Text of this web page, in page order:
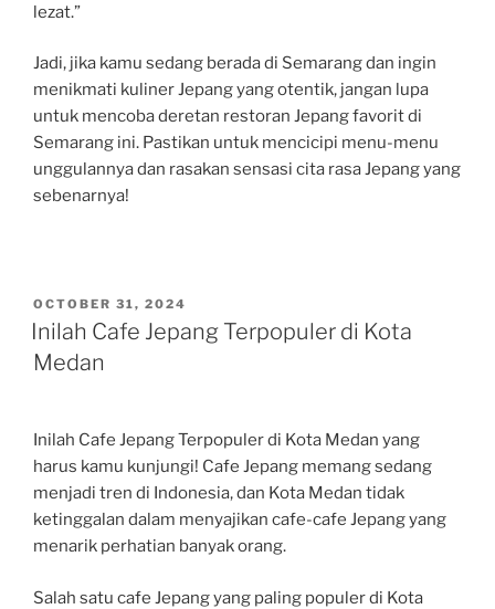
lezat.”
Jadi, jika kamu sedang berada di Semarang dan ingin
menikmati kuliner Jepang yang otentik, jangan lupa
untuk mencoba deretan restoran Jepang favorit di
Semarang ini. Pastikan untuk mencicipi menu-menu
unggulannya dan rasakan sensasi cita rasa Jepang yang
sebenarnya!
POSTED
ON
OCTOBER 31, 2024
Inilah Cafe Jepang Terpopuler di Kota
Medan
Inilah Cafe Jepang Terpopuler di Kota Medan yang
harus kamu kunjungi! Cafe Jepang memang sedang
menjadi tren di Indonesia, dan Kota Medan tidak
ketinggalan dalam menyajikan cafe-cafe Jepang yang
menarik perhatian banyak orang.
Salah satu cafe Jepang yang paling populer di Kota